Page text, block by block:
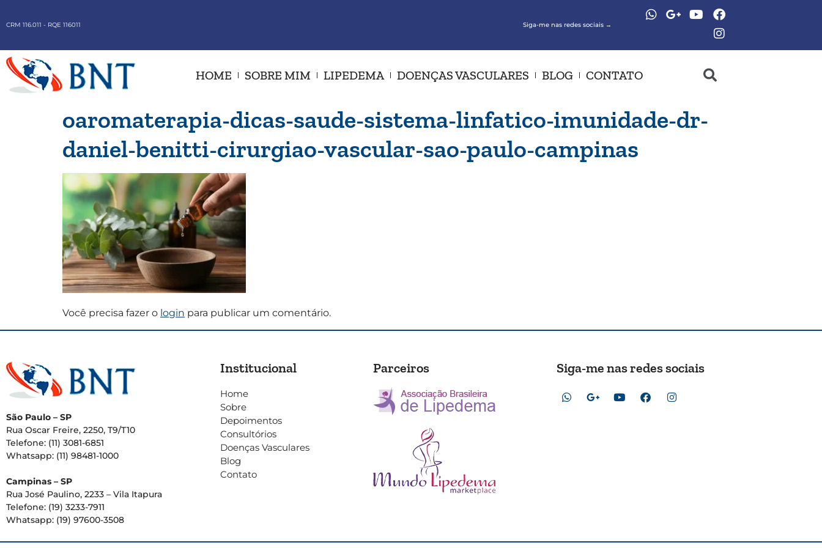
CRM 116.011 - RQE 116011 Siga-me nas redes sociais →
HOME SOBRE MIM LIPEDEMA DOENÇAS VASCULARES BLOG CONTATO
oaromaterapia-dicas-saude-sistema-linfatico-imunidade-dr-
daniel-benitti-cirurgiao-vascular-sao-paulo-campinas
Você precisa fazer o login para publicar um comentário.
São Paulo – SP
Rua Oscar Freire, 2250, T9/T10
Telefone: (11) 3081-6851
Whatsapp: (11) 98481-1000
Campinas – SP
Rua José Paulino, 2233 – Vila Itapura
Telefone: (19) 3233-7911
Whatsapp: (19) 97600-3508
Institucional
Home
Sobre
Depoimentos
Consultórios
Doenças Vasculares
Blog
Contato
Parceiros Siga-me nas redes sociais